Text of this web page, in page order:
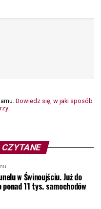
Dowiedz się, w jaki sposób
w Świnoujściu. Już do
11 tys. samochodów